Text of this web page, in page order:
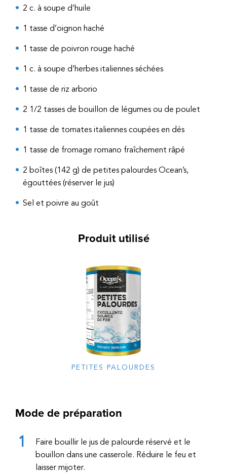
2 c. à soupe d’huile
1 tasse d’oignon haché
1 tasse de poivron rouge haché
1 c. à soupe d’herbes italiennes séchées
1 tasse de riz arborio
2 1/2 tasses de bouillon de légumes ou de poulet
1 tasse de tomates italiennes coupées en dés
1 tasse de fromage romano fraîchement râpé
2 boîtes (142 g) de petites palourdes Ocean’s,
égouttées (réserver le jus)
Sel et poivre au goût
Produit utilisé
PETITES PALOURDES
Mode de préparation
Faire bouillir le jus de palourde réservé et le
bouillon dans une casserole. Réduire le feu et
laisser mijoter.